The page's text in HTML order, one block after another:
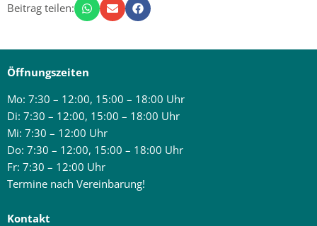
Beitrag teilen:
Öffnungszeiten
Mo: 7:30 – 12:00, 15:00 – 18:00 Uhr
Di: 7:30 – 12:00, 15:00 – 18:00 Uhr
Mi: 7:30 – 12:00 Uhr
Do: 7:30 – 12:00, 15:00 – 18:00 Uhr
Fr: 7:30 – 12:00 Uhr
Termine nach Vereinbarung!
Kontakt